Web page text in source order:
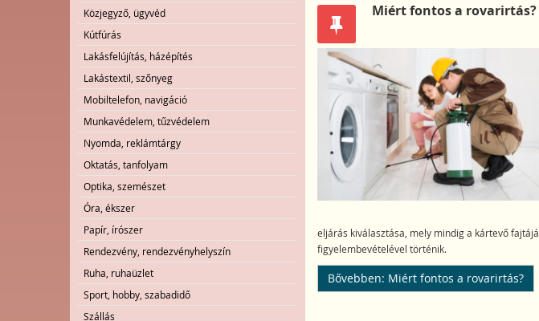
Közjegyző, ügyvéd
Kútfúrás
Lakásfelújítás, házépítés
Lakástextil, szőnyeg
Mobiltelefon, navigáció
Munkavédelem, tűzvédelem
Nyomda, reklámtárgy
Oktatás, tanfolyam
Optika, szemészet
Óra, ékszer
Papír, írószer
Rendezvény, rendezvényhelyszín
Ruha, ruhaüzlet
Sport, hobby, szabadidő
Szállás
Miért fontos a rovarirtás?
eljárás kiválasztása, mely mindig a kártevő
figyelembevételével történik.
Bővebben: Miért fontos a rovarirtás?